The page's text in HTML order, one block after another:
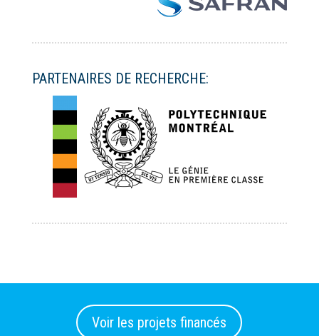
PARTENAIRES DE RECHERCHE:
Voir les projets financés